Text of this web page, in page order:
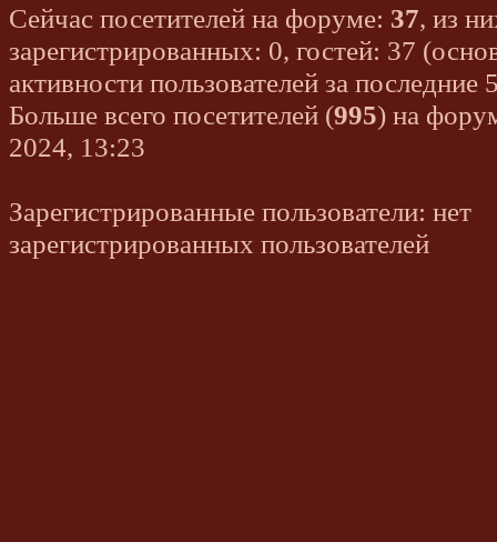
Сейчас посетителей на форуме: 37, из
зарегистрированных: 0, гостей: 37
активности пользователей за последние
Больше всего посетителей (995) на
2024, 13:23
Зарегистрированные пользователи: нет
зарегистрированных пользователей